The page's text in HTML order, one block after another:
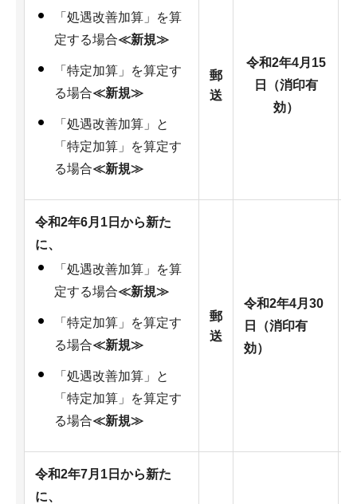
「処遇改善加算」を算
定する場合≪新規≫
「特定加算」を算定す
る場合≪新規≫
「処遇改善加算」と
「特定加算」を算定す
る場合≪新規≫
郵
送
令和2年4月15
日（消印有
効）
令和2年6月1日から新た
に、
「処遇改善加算」を算
定する場合≪新規≫
「特定加算」を算定す
る場合≪新規≫
「処遇改善加算」と
「特定加算」を算定す
る場合≪新規≫
郵
送
令和2年4月30
日（消印有
効）
令和2年7月1日から新た
に、